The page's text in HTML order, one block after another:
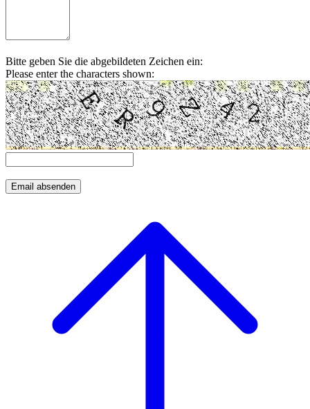
Bitte geben Sie die abgebildeten Zeichen ein:
Please enter the characters shown: